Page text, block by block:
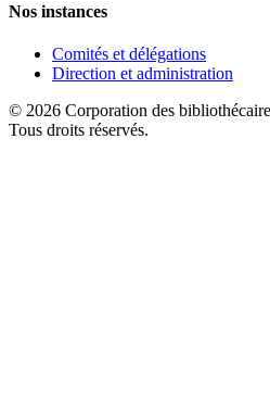
Nos instances
Comités et délégations
Direction et administration
© 2026 Corporation des
Tous droits réservés.